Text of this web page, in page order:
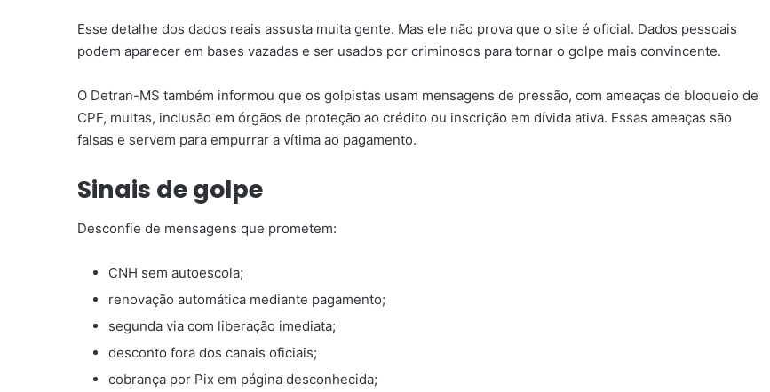
Esse detalhe dos dados reais assusta muita gente. Mas ele não prova que o site é oficial. Dados pessoais
podem aparecer em bases vazadas e ser usados por criminosos para tornar o golpe mais convincente.
O Detran-MS também informou que os golpistas usam mensagens de pressão, com ameaças de bloqueio de
CPF, multas, inclusão em órgãos de proteção ao crédito ou inscrição em dívida ativa. Essas ameaças são
falsas e servem para empurrar a vítima ao pagamento.
Sinais de golpe
Desconfie de mensagens que prometem:
CNH sem autoescola;
renovação automática mediante pagamento;
segunda via com liberação imediata;
desconto fora dos canais oficiais;
cobrança por Pix em página desconhecida;